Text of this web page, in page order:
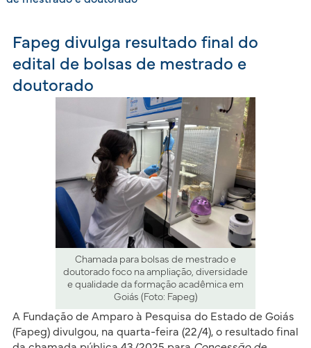
Fapeg divulga resultado final do
edital de bolsas de mestrado e
doutorado
Chamada para bolsas de mestrado e
doutorado foco na ampliação, diversidade
e qualidade da formação acadêmica em
Goiás (Foto: Fapeg)
A Fundação de Amparo à Pesquisa do Estado de Goiás
(Fapeg) divulgou, na quarta-feira (22/4), o resultado final